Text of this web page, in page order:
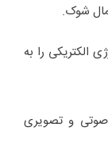
شوک.
الکتریکی را به
صوتی و تصویری